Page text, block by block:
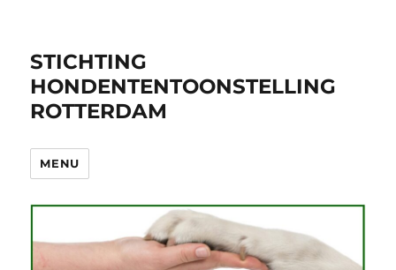
STICHTING
HONDENTENTOONSTELLING
ROTTERDAM
MENU